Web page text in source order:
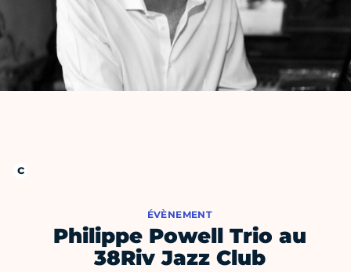
ÉVÈNEMENT
Philippe Powell Trio au
38Riv Jazz Club